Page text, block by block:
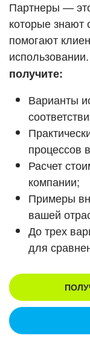
Партнеры —
которые знают
помогают
использовании.
получите:
Варианты
процессов
Расчет
компании;
Примеры
вашей
До трех
для